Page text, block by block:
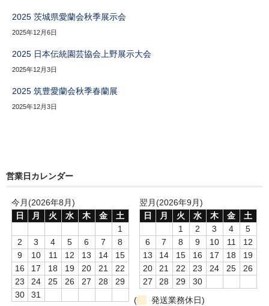
2025 茨城県愛蘭会秋季展示会
2025年12月6日
2025 日本伝統園芸協会上野展示大会
2025年12月3日
2025 筑豊愛蘭会秋季春蘭展
2025年12月3日
営業日カレンダー
今月(2026年8月)
日
月 火 水 木 金
土
1
2
3 4 5 6 7
8
9
10 11 12 13 14
15
16
17 18 19 20 21
22
23
24 25 26 27 28
29
30
31
翌月(2026年9月)
日
月 火 水 木 金
土
1
2 3 4
5
6
7 8 9 10 11
12
13
14 15 16 17 18
19
20
21 22 23 24 25
26
27
28 29
30
(
発送業務休日)